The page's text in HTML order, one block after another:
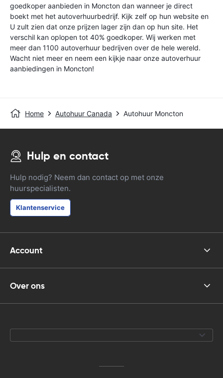
goedkoper aanbieden in Moncton dan wanneer je direct
boekt met het autoverhuurbedrijf. Kijk zelf op hun website en
U zult zien dat onze prijzen lager zijn dan op hun site. Het
verschil kan oplopen tot 40% goedkoper. Wij werken met
meer dan 1100 autoverhuur bedrijven over de hele wereld.
Wacht niet meer en neem een kijkje naar onze autoverhuur
aanbiedingen in Moncton!
Home Autohuur Canada Autohuur Moncton
Hulp en contact
Hulp nodig? Neem dan contact op met onze
huurspecialisten.
Klantenservice
Account
Over ons